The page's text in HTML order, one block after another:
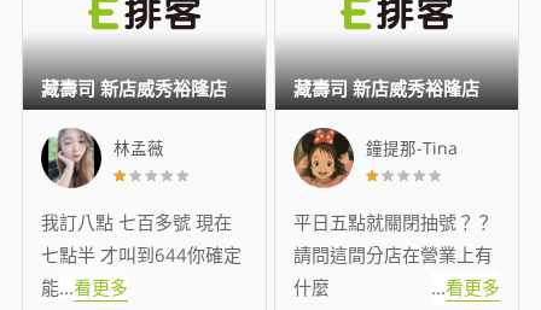
林孟薇
我訂八點 七百多號 現在
七點半 才叫到644你確定
能...看更多
藏壽司 新店威秀裕隆店
鐘提那-Tina
平日五點就關閉抽號？？
請問這間分店在營業上有
什麼
...看更多
藏壽司 新店威秀裕隆店